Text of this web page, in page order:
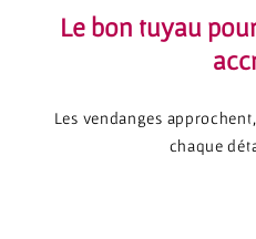
Le bon tuyau
Les vendanges
chaque